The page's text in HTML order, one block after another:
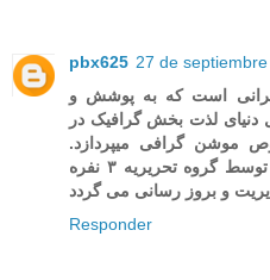
pbx625 27 de
است که به پوشش و
لذت بخش گرافیک در
موشن گرافی میپردازد.
رسمیار در سال ۹۷ تاسیس شده و توسط گروه تحریریه ۳ نفره
Responder